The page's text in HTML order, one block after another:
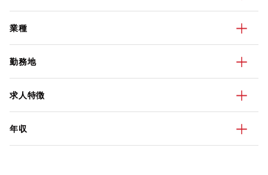
業種
勤務地
求人特徴
年収